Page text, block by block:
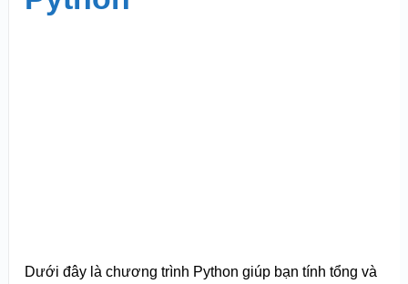
Dưới đây là chương trình Python giúp bạn tính tổng và